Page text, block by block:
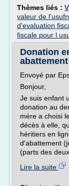
Thèmes liés :
valeur de
d'evaluation
fiscale pour l
Donation
Envoyé par
Bonjour,
Je suis enfant
donation au
mère a choisi
décès à elle,
héritiers en
d'abattement
(parts des
Lire la suite